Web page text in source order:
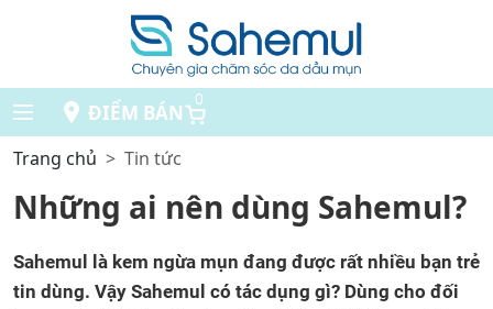
ĐIỂM BÁN
0
Trang chủ Tin tức
Những ai nên dùng Sahemul?
Sahemul là kem ngừa mụn đang được rất nhiều bạn trẻ
tin dùng. Vậy Sahemul có tác dụng gì? Dùng cho đối